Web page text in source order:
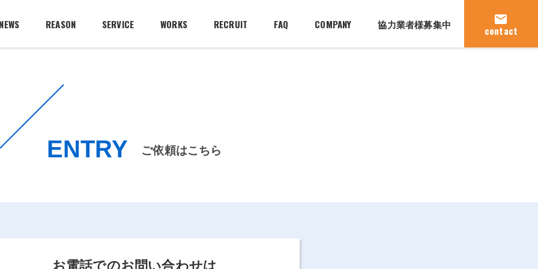
REASON SERVICE
エアコン取付け・取外し
WORKS RECRUIT FAQ COMPANY 協力業者様募集中 mail
contact
ご依頼はこちら
ENTRY
お電話でのお問い合わせは